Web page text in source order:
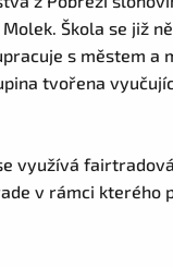
Škola se již
s městem a
tvořena
využívá
v rámci kterého